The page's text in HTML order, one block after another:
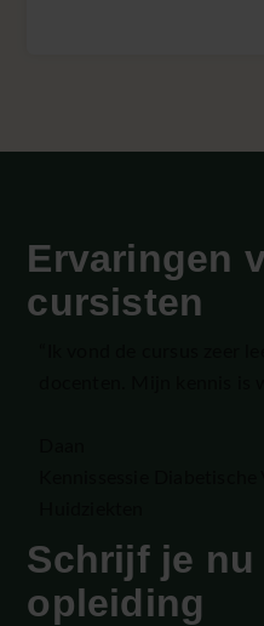
Schrijf je nu
opleiding
Ervaringen
cursisten